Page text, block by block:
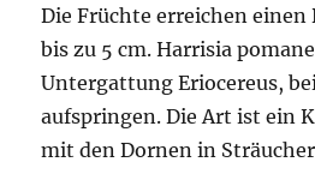
Die Früchte erreichen einen
bis zu 5 cm. Harrisia
Untergattung Eriocereus,
aufspringen. Die Art ist ein
mit den Dornen in